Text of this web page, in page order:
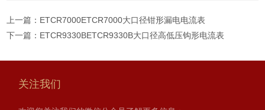
上一篇： ETCR7000ETCR7000大口径钳形漏电电流表
下一篇： ETCR9330BETCR9330B大口径高低压钩形电流表
关注我们